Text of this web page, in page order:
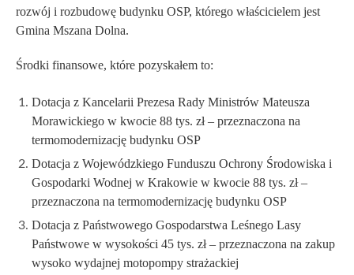
rozwój i rozbudowę budynku OSP, którego właścicielem jest
Gmina Mszana Dolna.
Środki finansowe, które pozyskałem to:
Dotacja z Kancelarii Prezesa Rady Ministrów Mateusza
Morawickiego w kwocie 88 tys. zł – przeznaczona na
termomodernizację budynku OSP
Dotacja z Wojewódzkiego Funduszu Ochrony Środowiska i
Gospodarki Wodnej w Krakowie w kwocie 88 tys. zł –
przeznaczona na termomodernizację budynku OSP
Dotacja z Państwowego Gospodarstwa Leśnego Lasy
Państwowe w wysokości 45 tys. zł – przeznaczona na zakup
wysoko wydajnej motopompy strażackiej